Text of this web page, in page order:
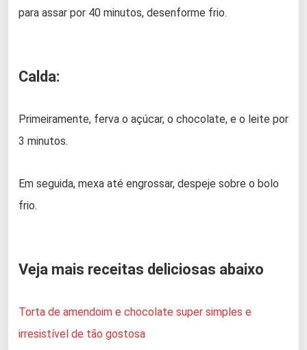
para assar por 40 minutos, desenforme frio.
Calda:
Primeiramente, ferva o açúcar, o chocolate, e o leite por
3 minutos.
Em seguida, mexa até engrossar, despeje sobre o bolo
frio.
Veja mais receitas deliciosas abaixo
Torta de amendoim e chocolate super simples e
irresistível de tão gostosa